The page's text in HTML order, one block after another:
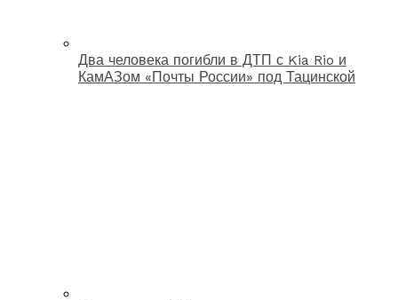
Два человека погибли в ДТП с Kia Rio и
КамАЗом «Почты России» под Тацинской